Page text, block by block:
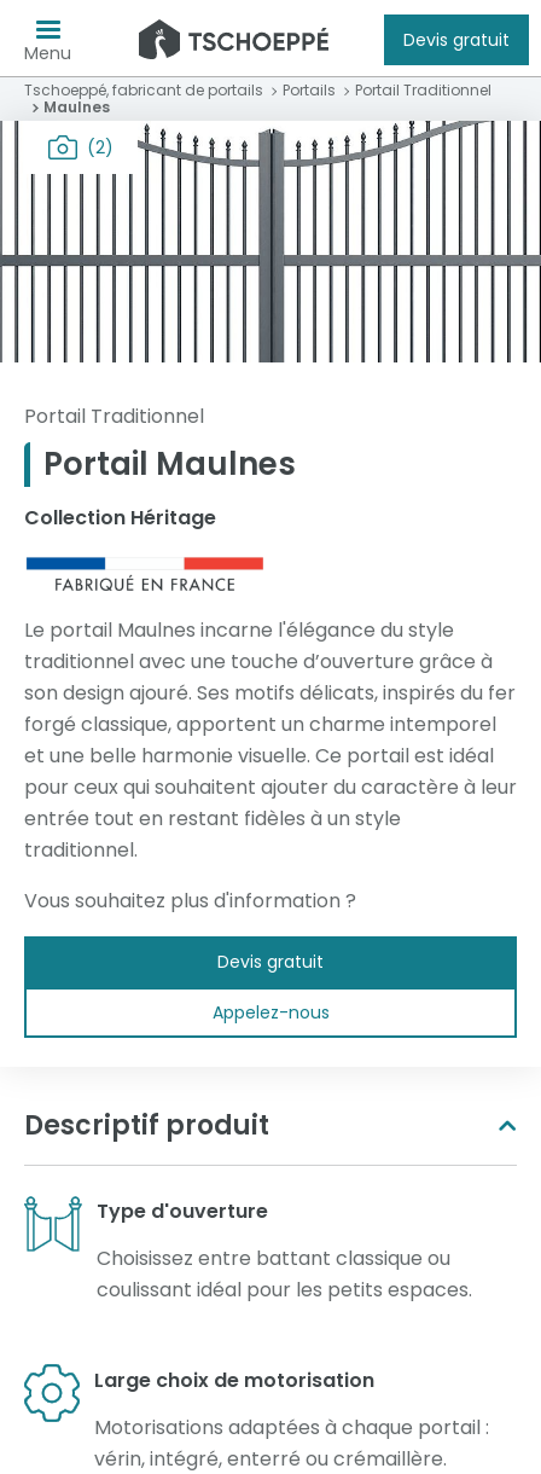
Menu
Devis gratuit
Tschoeppé, fabricant de portails Portails
Portail Traditionnel
Maulnes
(2)
Portail Traditionnel
Portail Maulnes
Collection Héritage
Le portail Maulnes incarne l'élégance du style
traditionnel avec une touche d’ouverture grâce à
son design ajouré. Ses motifs délicats, inspirés du fer
forgé classique, apportent un charme intemporel
et une belle harmonie visuelle. Ce portail est idéal
pour ceux qui souhaitent ajouter du caractère à leur
entrée tout en restant fidèles à un style
traditionnel.
Vous souhaitez plus d'information ?
Devis gratuit
Appelez-nous
Descriptif produit
Type d'ouverture
Choisissez entre battant classique ou
coulissant idéal pour les petits espaces.
Large choix de motorisation
Motorisations adaptées à chaque portail :
vérin, intégré, enterré ou crémaillère.